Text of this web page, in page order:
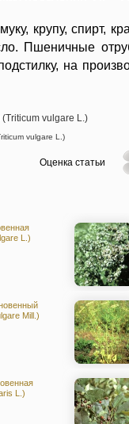
кру­пу, спирт,
Пшеничные
на
vulgare L.)
Оценка статьи
L.)
Mill.)
L.)